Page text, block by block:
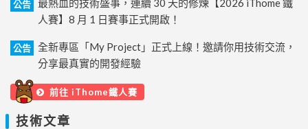
公告
最熱血的技術盛事，連續 30 天的修煉【2026 iThome 鐵
人賽】8 月 1 日賽事正式開啟！
公告
全新專區「My Project」正式上線！邀請你用技術交流，
分享最真實的開發經驗
前往 iThome鐵人賽
技術文章